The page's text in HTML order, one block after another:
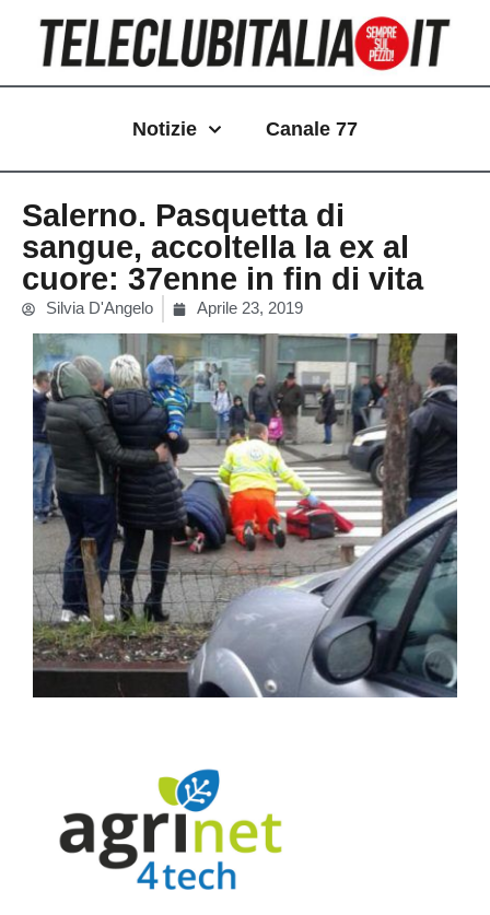
contenuto
Notizie Canale 77
Salerno. Pasquetta di
sangue, accoltella la ex al
cuore: 37enne in fin di vita
Silvia D'Angelo Aprile 23, 2019